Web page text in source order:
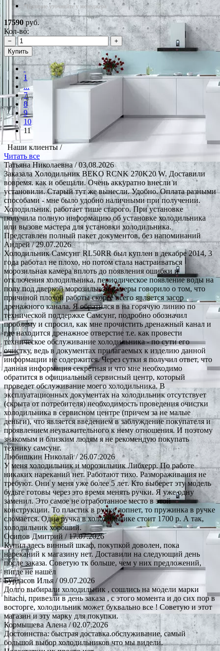
*Наличие уточняйте у менеджера
17590руб.
Кол-во:
−
+
Купить
1
...
7
8
9
10
11
Наши клиенты /
Читать все
Татьяна Николаевна/ 03.08.2026
Заказала Холодильник BEKO RCNK 270K20 W. Доставили
вовремя. как и обещали. Очень аккуратно внесли и
установили. Старый тут же вынесли. Удобно. Оплата разными
способами - мне было удобно наличными при получении.
Холодильник. работает тише старого. При установке
получила полную информацию об установке холодильника
или вызове мастера для установки холодильника.
Представлен полный пакет документов, без напоминаний
Андрей/ 29.07.2026
Холодильник Самсунг RL50RR был куплен в декабре 2014, 3
года работал не плохо, но потом стала настраиваться
морозильная камера вплоть до появления ошибки и
отключения холодильника, периодическое появление воды на
полу под дверкой морозильной камеры говорило о том, что
причиной плохой работы скорее всего является засор
дренажного канала. Я обратился в на горячую линию по
технической поддержке Самсунг, подробно обозначил
проблему и спросил, как мне прочистить дренажный канал и
где находится дренажное отверстие т.е. как провести
техническое обслуживание холодильника - по сути его
очистку, ведь в документах прилагаемых к изделию данной
информации не содержится. Через сутки я получил ответ, что
данная информация секретная и что мне необходимо
обратится в официальный сервисный центр, который
проведет обслуживание моего холодильника. В
эксплуатационных документах на холодильник отсутствует
(скрыта от потребителя) необходимость проведения очистки
холодильника в сервисном центре (причем за не малые
деньги), что является введением в заблуждение покупателя и
проявлением неуважительного к нему отношения. И поэтому
знакомым и близким людям я не рекомендую покупать
технику самсунг.
Любишкин Николай/ 26.07.2026
У меня холодильник и морозильник Либхерр. По работе
никаких нареканий нет. Работают тихо. Размораживания не
требуют. Они у меня уже более 5 лет. Кто выберет эту модель
будьте готовы через это время менять ручки. Я уже одну
заменил. Это самое не отработанное место в этой
конструкции. То пластик в ручке лопнет, то пружинка в ручке
сломается. Одна ручка в холодильнике стоит 1700 р. А так,
холодильник хороший.
Осипов Дмитрий / 17.07.2026
Купил здесь винный шкаф, покупкой доволен, пока
нареканий к магазину нет. Доставили на следующий день
после заказа. Советую тк больше, чем у них предложений,
нигде не нашёл
Бурдасов Илья / 09.07.2026
Долго выбирали холодильник , сошлись на модели марки
hitachi, привезли в день заказа , с этого момента и до сих пор в
восторге, холодильник может буквально все ! Советую и этот
магазин и эту марку для покупки.
Кормышева Алена / 02.07.2026
Достоинства: быстрая доставка.обслуживание, самый
большой выбор холодильников что мы видели.